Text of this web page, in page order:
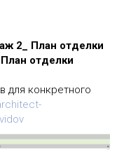
2_ План отделки
План отделки
для конкретного